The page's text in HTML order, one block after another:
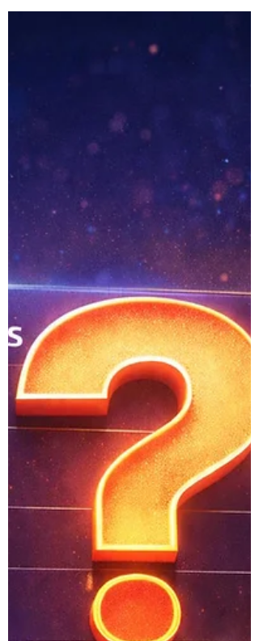
adattatore che sfrutta il joystick della
carrozzina: Mennens Tech mostra come
l’accessibilità nasca da soluzioni modulari,